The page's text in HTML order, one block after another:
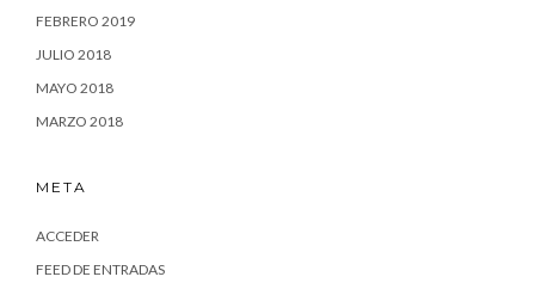
FEBRERO 2019
JULIO 2018
MAYO 2018
MARZO 2018
META
ACCEDER
FEED DE ENTRADAS